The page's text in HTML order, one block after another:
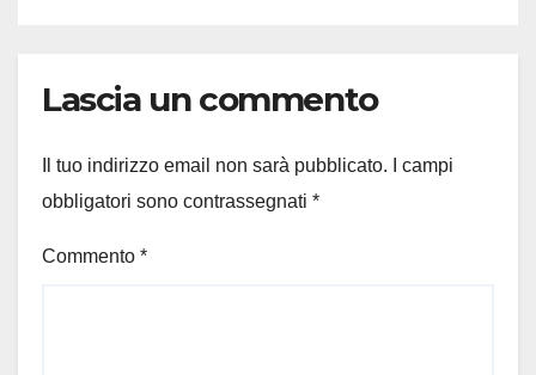
Lascia un commento
Il tuo indirizzo email non sarà pubblicato.
I campi
obbligatori sono contrassegnati *
Commento *